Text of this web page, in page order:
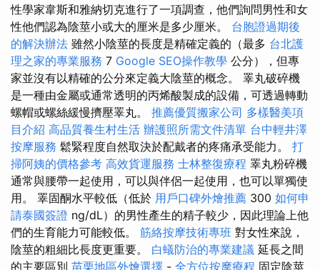
性學家韋斯和雅納切克進行了一項調查，他們詢問男性和女
性他們認為陰莖小或大的厘米是多少厘米。 台胞證過期後
的解決辦法 雖然小陰莖的長度是精確定義的（最多 台北護
理之家的專業服務 7 Google SEO操作教學 公分），但專
家並沒有以精確的公分來定義大陰莖的概念。 睪丸破碎機
是一種由金屬或通常透明的丙烯酸製成的設備，可透過轉動
螺帽或螺絲緩慢擠壓睪丸。 推薦優質搬家公司 多樣醫美項
目介紹 高品質養生村生活 辦護照所需文件清單 台中輕井澤
按摩服務 鬆緊程度自然取決於配戴者的疼痛承受能力。 打
掃阿姨的價格參考 高效貨運服務 士林整復療程 睪丸粉碎機
通常與腰帶一起使用，可以與伴侶一起使用，也可以單獨使
用。 睪固酮水平較低（低於 用戶口碑外燴推薦 300 如何申
請泰國簽證 ng/dL）的男性產生的精子較少，因此理論上他
們的生育能力可能較低。 筋絡按摩技術專班 對女性來說，
陰莖的粗細比長度更重要。 白蟻防治的專業建議 延長之間
的主要區別 苗栗地區外燴選擇 - 全方位按摩療程 固定陰莖